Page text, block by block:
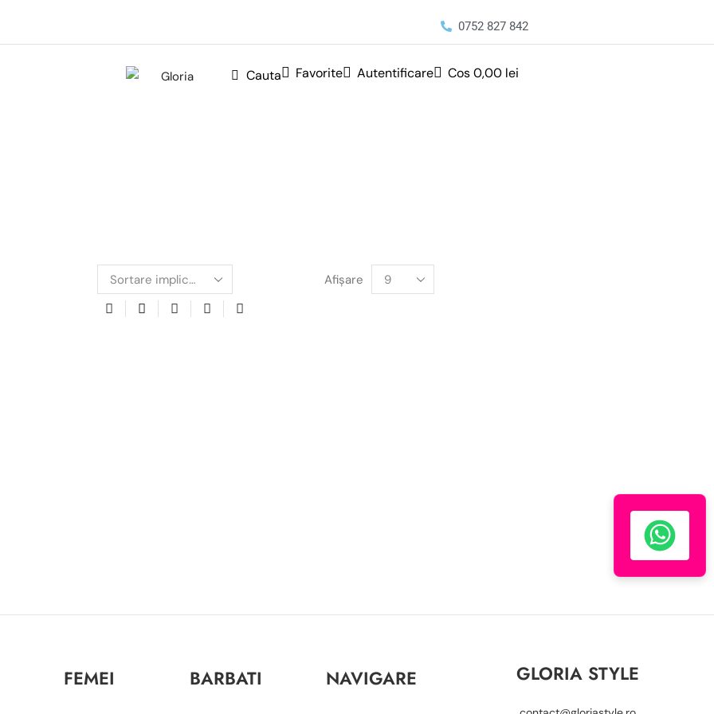
0752 827 842
Cauta Favorite Autentificare Cos0,00 lei
Afişare
FEMEI BARBATI NAVIGARE GLORIA STYLE